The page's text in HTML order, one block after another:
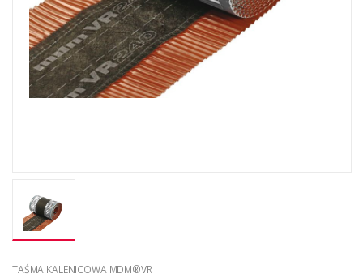
TAŚMA KALENICOWA MDM®VR